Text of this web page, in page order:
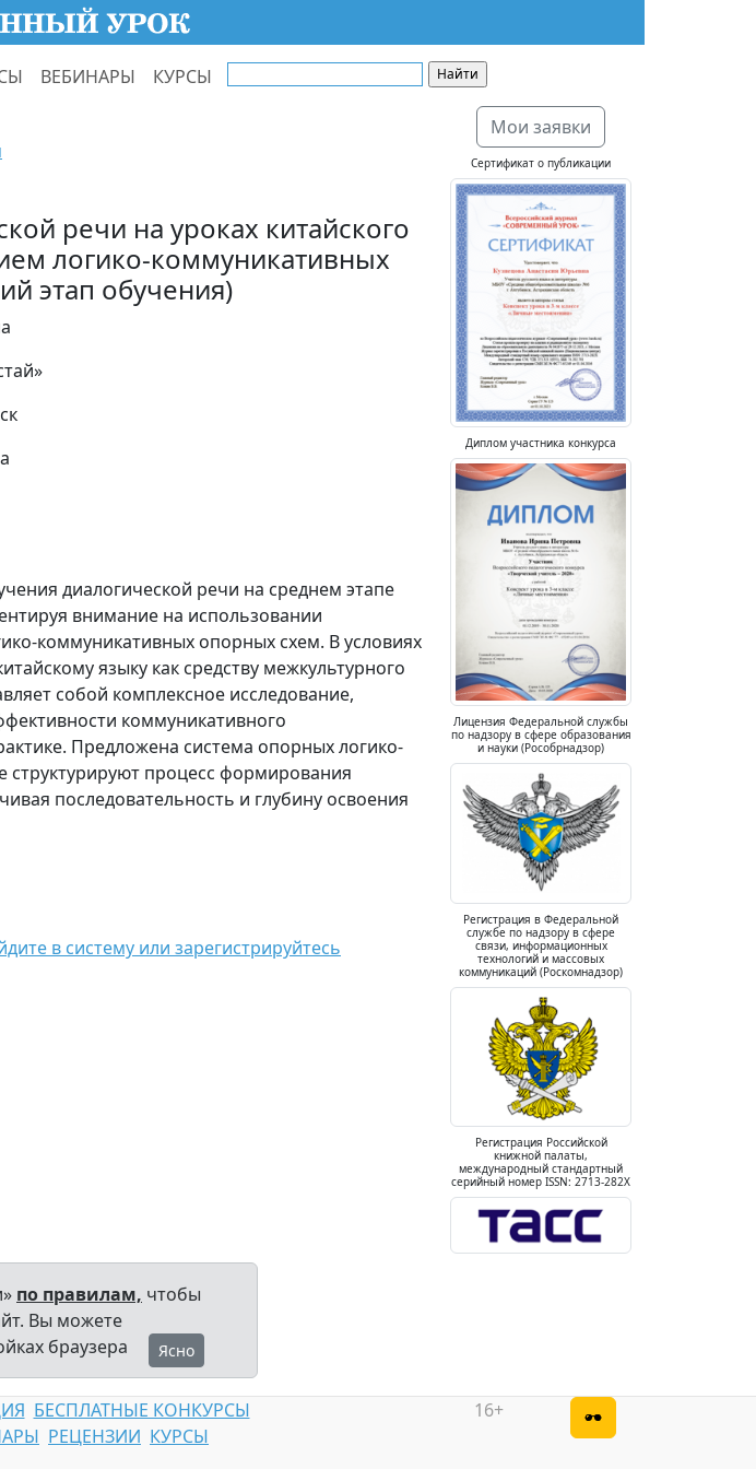
ВЕБИНАРЫ КУРСЫ
речи на уроках китайского
логико-коммуникативных
этап обучения)
диалогической речи на среднем этапе
внимание на использовании
коммуникативных опорных схем. В условиях
языку как средству межкультурного
собой комплексное исследование,
коммуникативного
Предложена система опорных логико-
структурируют процесс формирования
последовательность и глубину освоения
в систему или зарегистрируйтесь
Мои заявки
Сертификат о публикации
Диплом участника конкурса
Лицензия Федеральной службы
по надзору в сфере образования
и науки (Рособрнадзор)
Регистрация в Федеральной
службе по надзору в сфере
связи, информационных
технологий и массовых
коммуникаций (Роскомнадзор)
Регистрация Российской
книжной палаты,
международный стандартный
серийный номер ISSN: 2713-282X
по правилам, чтобы
Вы можете
браузера
Ясно
БЕСПЛАТНЫЕ КОНКУРСЫ
РЕЦЕНЗИИ КУРСЫ
16+